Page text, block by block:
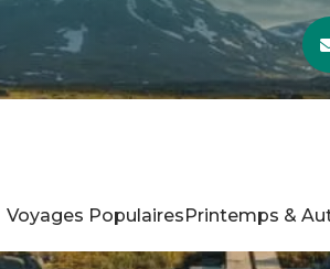
Voyages PopulairesPrintemps &